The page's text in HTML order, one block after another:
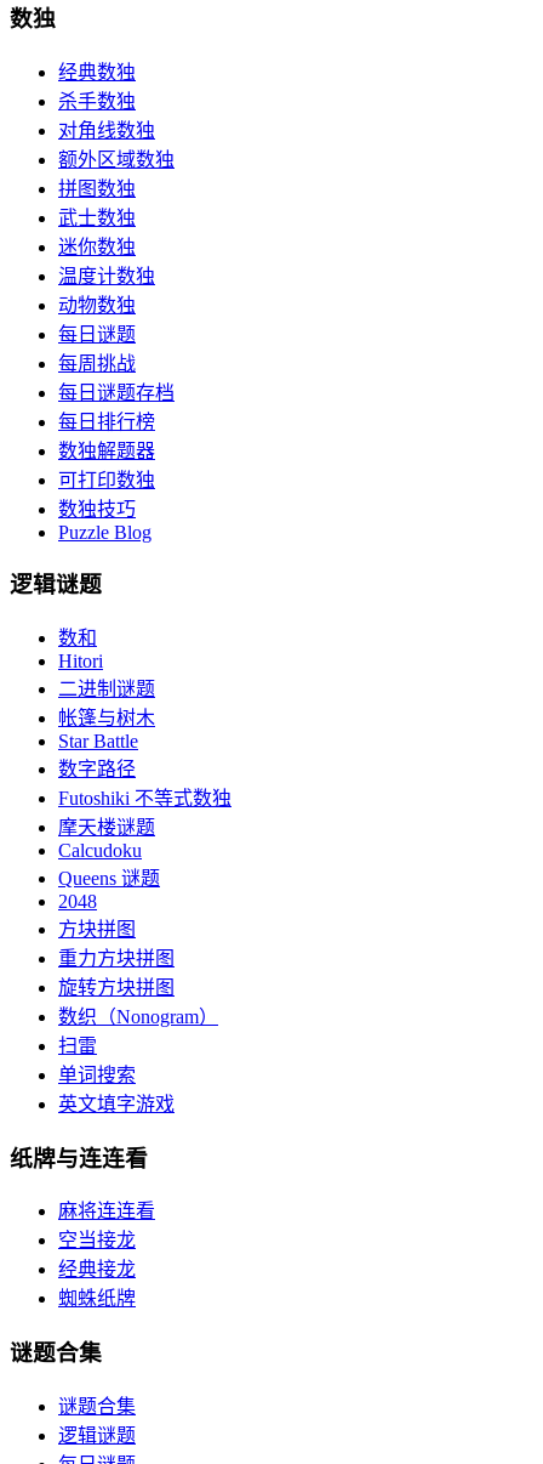
数独
经典数独
杀手数独
对角线数独
额外区域数独
拼图数独
武士数独
迷你数独
温度计数独
动物数独
每日谜题
每周挑战
每日谜题存档
每日排行榜
数独解题器
可打印数独
数独技巧
Puzzle Blog
逻辑谜题
数和
Hitori
二进制谜题
帐篷与树木
Star Battle
数字路径
Futoshiki 不等式数独
摩天楼谜题
Calcudoku
Queens 谜题
2048
方块拼图
重力方块拼图
旋转方块拼图
数织（Nonogram）
扫雷
单词搜索
英文填字游戏
纸牌与连连看
麻将连连看
空当接龙
经典接龙
蜘蛛纸牌
谜题合集
谜题合集
逻辑谜题